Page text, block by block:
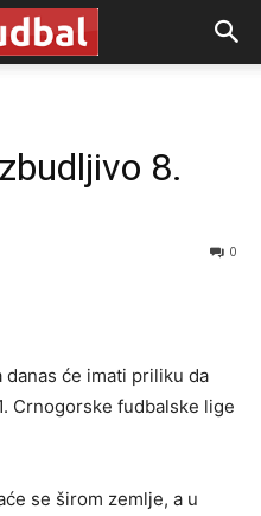
8.
0
će imati priliku da
Crnogorske fudbalske lige
se širom zemlje, a u